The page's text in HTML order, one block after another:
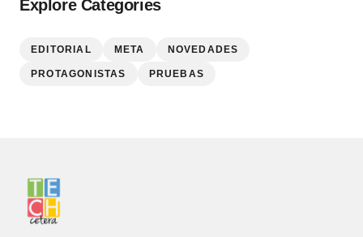
Explore Categories
EDITORIAL META NOVEDADES
PROTAGONISTAS PRUEBAS